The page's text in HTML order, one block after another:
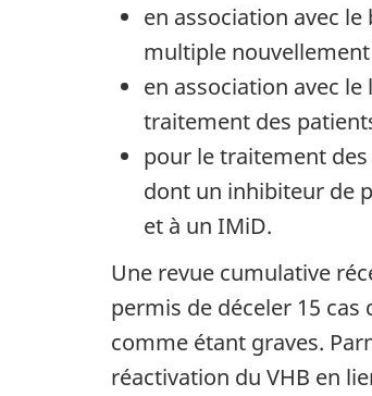
en association avec
multiple
en association avec
traitement des
pour le traitement
dont un inhibiteur de
et à un IMiD.
Une revue cumulative
permis de déceler 15 cas
comme étant graves.
réactivation du VHB en